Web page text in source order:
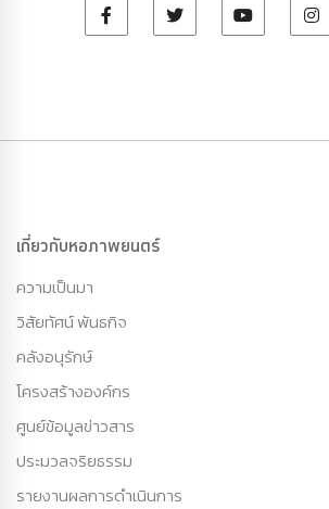
เกี่ยวกับหอภาพยนตร์
ความเป็นมา
วิสัยทัศน์ พันธกิจ
คลังอนุรักษ์
โครงสร้างองค์กร
ศูนย์ข้อมูลข่าวสาร
ประมวลจริยธรรม
รายงานผลการดำเนินการ